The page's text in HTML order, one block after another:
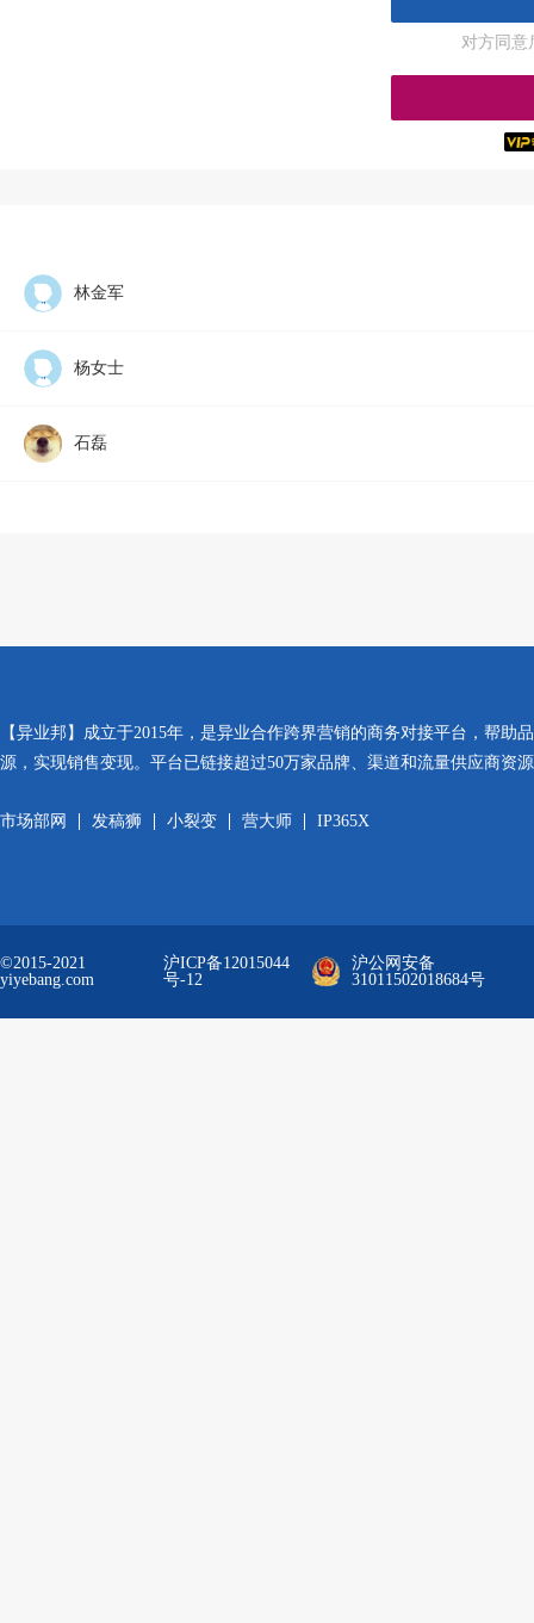
对方同意
林金军
杨女士
石磊
【异业邦】成立于2015年，是异业合作跨界营销的商务对接平台，帮助
源，实现销售变现。平台已链接超过50万家品牌、渠道和流量供应商资
市场部网 发稿狮 小裂变 营大师 IP365X
©2015-2021
yiyebang.com
沪ICP备12015044
号-12
沪公网安备
31011502018684号